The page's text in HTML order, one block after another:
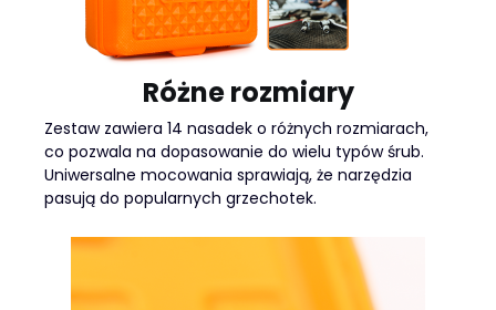
Różne rozmiary
Zestaw zawiera 14 nasadek o różnych rozmiarach,
co pozwala na dopasowanie do wielu typów śrub.
Uniwersalne mocowania sprawiają, że narzędzia
pasują do popularnych grzechotek.